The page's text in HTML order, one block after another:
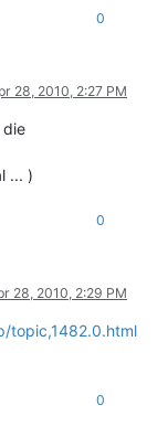
0
28, 2010, 2:27 PM
die
... )
0
28, 2010, 2:29 PM
topic,1482.0.html
0